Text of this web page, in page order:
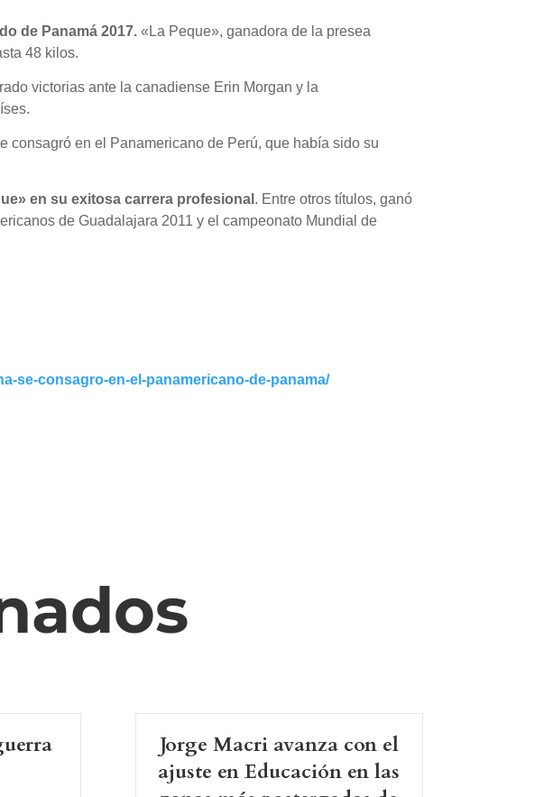
de Panamá 2017. «La Peque», ganadora de la presea
48 kilos.
victorias ante la canadiense Erin Morgan y la
consagró en el Panamericano de Perú, que había sido su
en su exitosa carrera profesional . Entre otros títulos, ganó
de Guadalajara 2011 y el campeonato Mundial de
se-consagro-en-el-panamericano-de-panama/
Jorge Macri avanza con el
ajuste en Educación en las